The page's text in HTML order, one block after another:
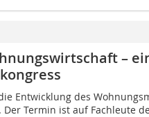
–
Entwicklung des
Der Termin ist auf Fachleute